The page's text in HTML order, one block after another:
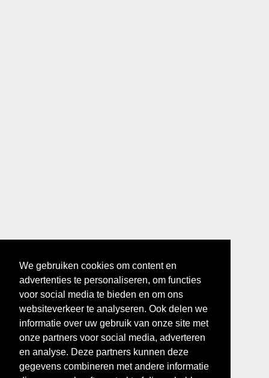
We gebruiken cookies om content en
advertenties te personaliseren, om functies
voor social media te bieden en om ons
websiteverkeer te analyseren. Ook delen we
informatie over uw gebruik van onze site met
onze partners voor social media, adverteren
en analyse. Deze partners kunnen deze
gegevens combineren met andere informatie